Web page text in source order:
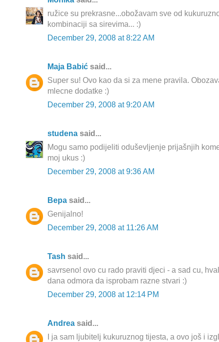
ružice su prekrasne...obožavam sve od
kombinaciji sa sirevima... :)
December 29, 2008 at 8:22 AM
Maja Babić said...
Super su! Ovo kao da si za mene pravila.
mlecne dodatke :)
December 29, 2008 at 9:20 AM
studena said...
Mogu samo podijeliti oduševljenje prijašnjih
moj ukus :)
December 29, 2008 at 9:36 AM
Вера said...
Genijalno!
December 29, 2008 at 11:26 AM
Tash said...
savrseno! ovo cu rado praviti djeci - a sad cu,
dana odmora da isprobam razne stvari :)
December 29, 2008 at 12:14 PM
Andrea said...
I ja sam ljubitelj kukuruznog tijesta, a ovo još i